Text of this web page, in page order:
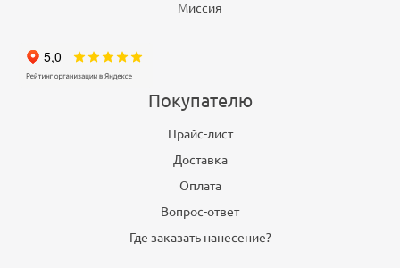
Миссия
Покупателю
Прайс-лист
Доставка
Оплата
Вопрос-ответ
Где заказать нанесение?